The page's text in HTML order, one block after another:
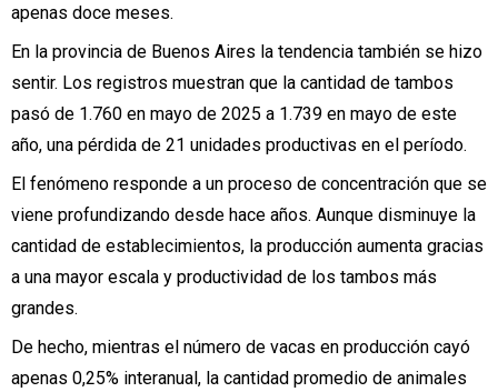
apenas doce meses.
En la provincia de Buenos Aires la tendencia también se hizo
sentir. Los registros muestran que la cantidad de tambos
pasó de 1.760 en mayo de 2025 a 1.739 en mayo de este
año, una pérdida de 21 unidades productivas en el período.
El fenómeno responde a un proceso de concentración que se
viene profundizando desde hace años. Aunque disminuye la
cantidad de establecimientos, la producción aumenta gracias
a una mayor escala y productividad de los tambos más
grandes.
De hecho, mientras el número de vacas en producción cayó
apenas 0,25% interanual , la cantidad promedio de animales